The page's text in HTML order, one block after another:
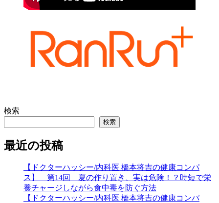
検索
検索
最近の投稿
【ドクターハッシー/内科医 橋本将吉の健康コンパ
ス】 第14回 夏の作り置き、実は危険！？時短で栄
養チャージしながら食中毒を防ぐ方法
【ドクターハッシー/内科医 橋本将吉の健康コンパ